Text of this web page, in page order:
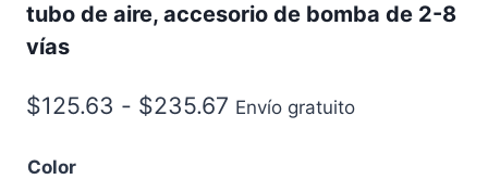
tubo de aire, accesorio de bomba de 2-8
vías
$125.63 - $235.67 Envío gratuito
Color